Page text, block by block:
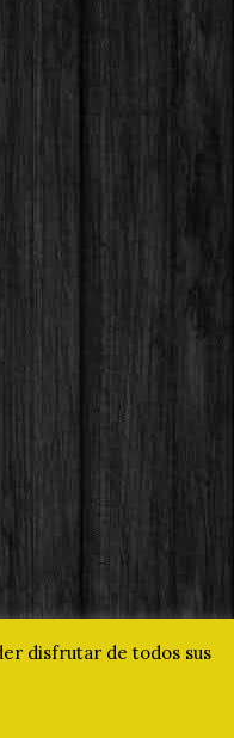
disfrutar de todos sus